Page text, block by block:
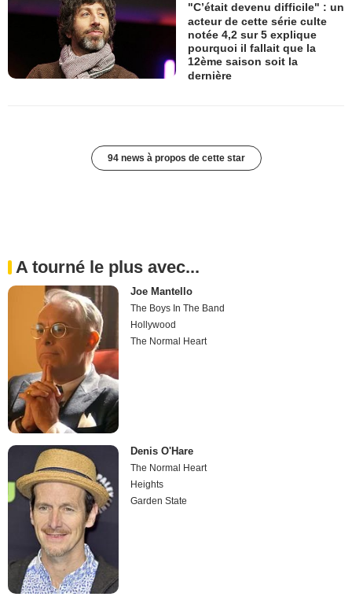
"C’était devenu difficile" : un
acteur de cette série culte
notée 4,2 sur 5 explique
pourquoi il fallait que la
12ème saison soit la
dernière
94 news à propos de cette star
A tourné le plus avec...
Joe Mantello
The Boys In The Band
Hollywood
The Normal Heart
Denis O'Hare
The Normal Heart
Heights
Garden State